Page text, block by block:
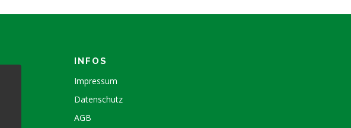
INFOS
Impressum
Datenschutz
AGB